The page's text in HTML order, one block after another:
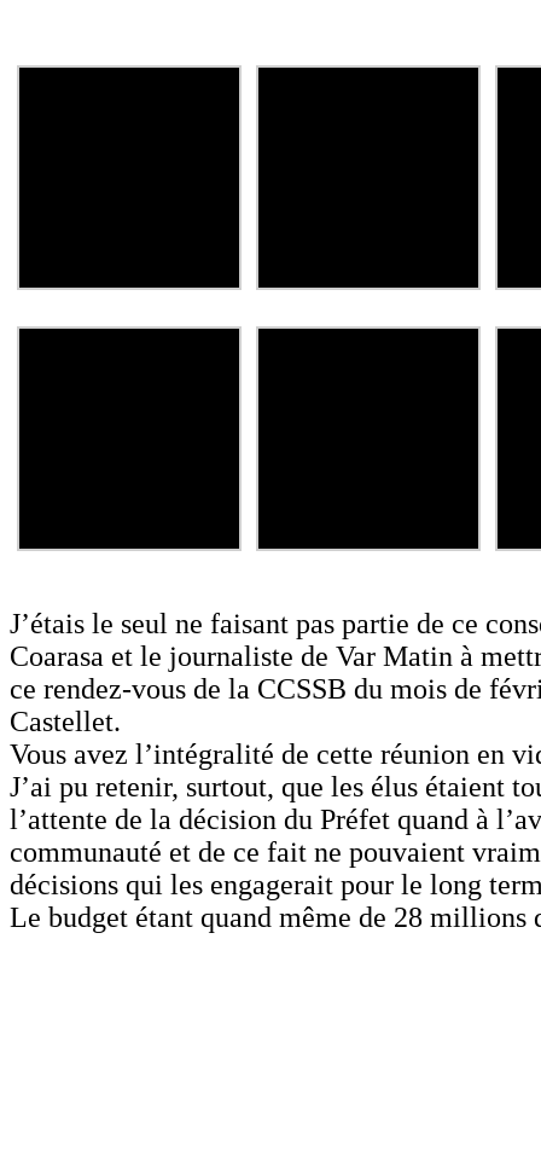
J’étais le seul ne faisant pas partie de ce
Coarasa et le journaliste de Var Matin à
ce rendez-vous de la CCSSB du mois de
Castellet.
Vous avez l’intégralité de cette réunion en
J’ai pu retenir, surtout, que les élus étaient
l’attente de la décision du Préfet quand à
communauté et de ce fait ne pouvaient
décisions qui les engagerait pour le long
Le budget étant quand même de 28 millions